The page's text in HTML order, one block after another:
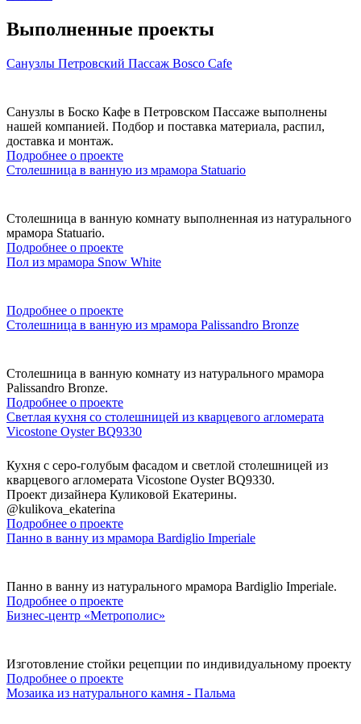
Выполненные проекты
Санузлы Петровский Пассаж Bosco Cafe
Санузлы в Боско Кафе в Петровском Пассаже выполнены
нашей компанией. Подбор и поставка материала, распил,
доставка и монтаж.
Подробнее о проекте
Столешница в ванную из мрамора Statuario
Столешница в ванную комнату выполненная из натурального
мрамора Statuario.
Подробнее о проекте
Пол из мрамора Snow White
Подробнее о проекте
Столешница в ванную из мрамора Palissandro Bronze
Столешница в ванную комнату из натурального мрамора
Palissandro Bronze.
Подробнее о проекте
Светлая кухня со столешницей из кварцевого агломерата
Vicostone Oyster BQ9330
Кухня с серо-голубым фасадом и светлой столешницей из
кварцевого агломерата Vicostone Oyster BQ9330.
Проект дизайнера Куликовой Екатерины.
@kulikova_ekaterina
Подробнее о проекте
Панно в ванну из мрамора Bardiglio Imperiale
Панно в ванну из натурального мрамора Bardiglio Imperiale.
Подробнее о проекте
Бизнес-центр «Метрополис»
Изготовление стойки рецепции по индивидуальному проекту
Подробнее о проекте
Мозаика из натурального камня - Пальма